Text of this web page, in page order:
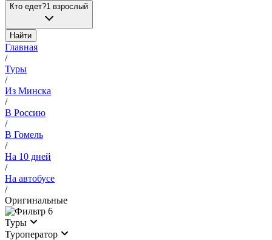
Кто едет?1 взрослый
Найти
Главная
/
Туры
/
Из Минска
/
В Россию
/
В Гомель
/
На 10 дней
/
На автобусе
/
Оригинальные
6
Туры
Туроператор